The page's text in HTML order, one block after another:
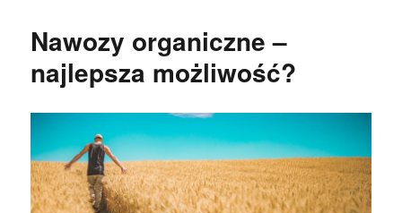
Nawozy organiczne –
najlepsza możliwość?